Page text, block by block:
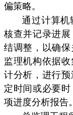
偏策略。
通过计算机
核查并记录进
结调整，以确
监理机构依据
计分析，进行
定时间或必要
项进度分析报告。